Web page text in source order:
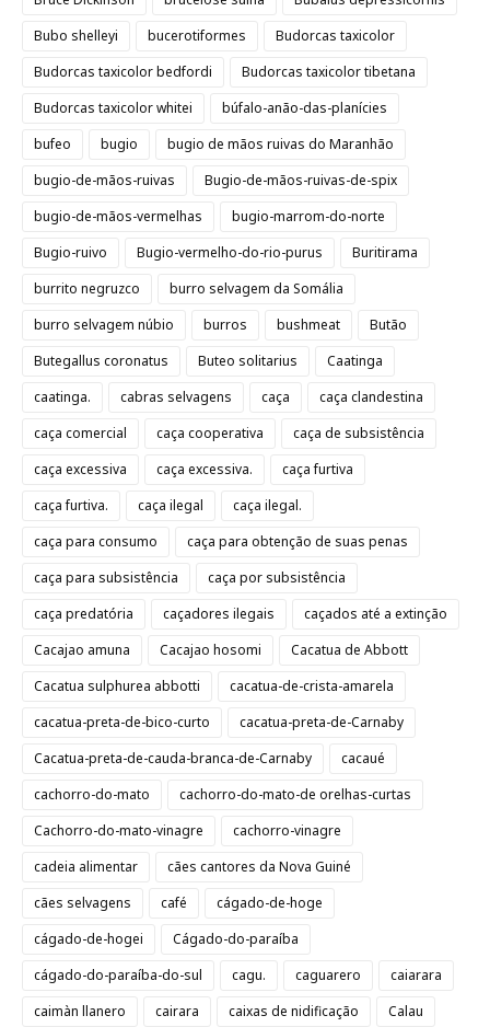
Bubo shelleyi
bucerotiformes
Budorcas taxicolor
Budorcas taxicolor bedfordi
Budorcas taxicolor tibetana
Budorcas taxicolor whitei
búfalo-anão-das-planícies
bufeo
bugio
bugio de mãos ruivas do Maranhão
bugio-de-mãos-ruivas
Bugio-de-mãos-ruivas-de-spix
bugio-de-mãos-vermelhas
bugio-marrom-do-norte
Bugio-ruivo
Bugio-vermelho-do-rio-purus
Buritirama
burrito negruzco
burro selvagem da Somália
burro selvagem núbio
burros bushmeat
Butão
Butegallus coronatus
Buteo solitarius
Caatinga
caatinga.
cabras selvagens caça
caça clandestina
caça comercial
caça cooperativa
caça de subsistência
caça excessiva
caça excessiva.
caça furtiva
caça furtiva.
caça ilegal
caça ilegal.
caça para consumo
caça para obtenção de suas penas
caça para subsistência
caça por subsistência
caça predatória
caçadores ilegais
caçados até a extinção
Cacajao amuna
Cacajao hosomi
Cacatua de Abbott
Cacatua sulphurea abbotti
cacatua-de-crista-amarela
cacatua-preta-de-bico-curto
cacatua-preta-de-Carnaby
Cacatua-preta-de-cauda-branca-de-Carnaby
cacaué
cachorro-do-mato
cachorro-do-mato-de orelhas-curtas
Cachorro-do-mato-vinagre
cachorro-vinagre
cadeia alimentar
cães cantores da Nova Guiné
cães selvagens
café
cágado-de-hoge
cágado-de-hogei
Cágado-do-paraíba
cágado-do-paraíba-do-sul
cagu. caguarero
caiarara
caimàn llanero
cairara caixas de nidificação
Calau